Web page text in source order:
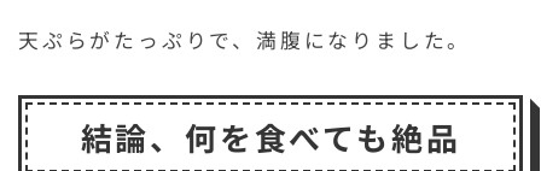
天ぷらがたっぷりで、満腹になりました。
結論、何を食べても絶品